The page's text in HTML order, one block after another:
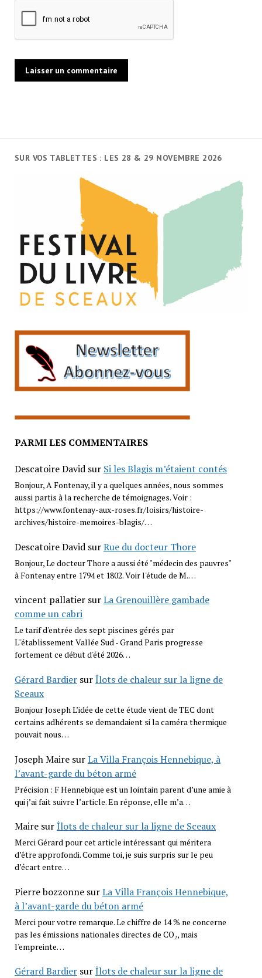
SUR VOS TABLETTES : LES 28 & 29 NOVEMBRE 2026
PARMI LES COMMENTAIRES
Descatoire Davidsur Si les Blagis m’étaient contés
Bonjour, A Fontenay, il y a quelques années, nous sommes
aussi partis à la recherche de témoignages. Voir :
https://www.fontenay-aux-roses.fr/loisirs/histoire-
archives/histoire-memoires-blagis/…
Descatoire DavidsurRue du docteur Thore
Bonjour, Le docteur Thore a aussi été "médecin des pauvres"
à Fontenay entre 1794 et 1802. Voir l'étude de M.…
vincent pallatiersurLa Grenouillère gambade
comme un cabri
Le tarif d'entrée des sept piscines gérés par
L''établissement Vallée Sud - Grand Paris progresse
fortement ce début d'été 2026…
Gérard BardiersurÎlots de chaleur sur la ligne de
Sceaux
Bonjour Joseph L’idée de cette étude vient de TEC dont
certains adhérents se demandaient si la caméra thermique
pouvait nous…
Joseph MairesurLa Villa François Hennebique, à
l’avant-garde du béton armé
Précision : F Hennebique est un lointain parent d’une amie à
qui j’ai fait suivre l’article. En réponse, elle m’a…
MairesurÎlots de chaleur sur la ligne de Sceaux
Merci Gérard pour cet article intéressant qui méritera
d’être approfondi. Comme toi, je suis surpris sur le peu
d’écart entre…
Pierre bozzonnesurLa Villa François Hennebique,
à l’avant-garde du béton armé
Merci pour votre remarque. Le chiffre de 14 % ne concerne
pas les émissions nationales directes de CO₂, mais
l'empreinte…
Gérard BardiersurÎlots de chaleur sur la ligne de